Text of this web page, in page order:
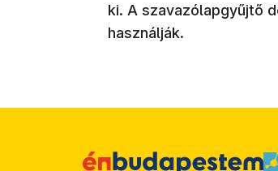
ki. A szavazólapgyűjtő
használják.